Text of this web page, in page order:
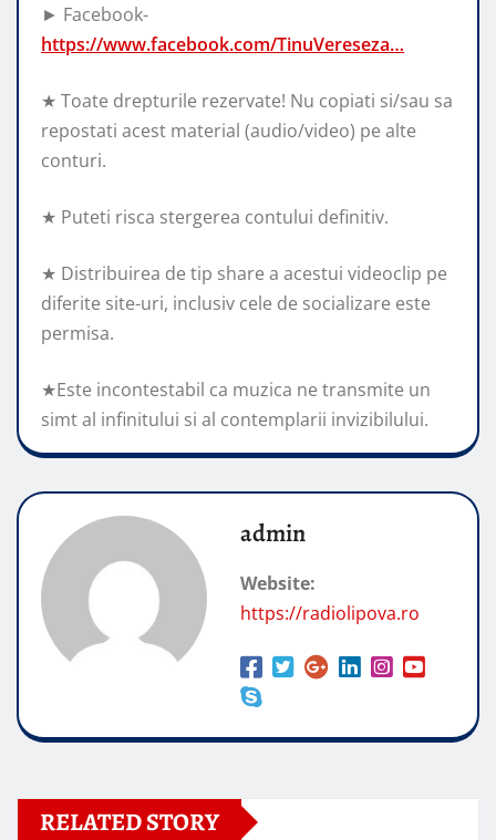
► Facebook-
https://www.facebook.com/TinuVereseza…
★ Toate drepturile rezervate! Nu copiati si/sau sa
repostati acest material (audio/video) pe alte
conturi.
★ Puteti risca stergerea contului definitiv.
★ Distribuirea de tip share a acestui videoclip pe
diferite site-uri, inclusiv cele de socializare este
permisa.
★Este incontestabil ca muzica ne transmite un
simt al infinitului si al contemplarii invizibilului.
admin
Website:
https://radiolipova.ro
RELATED STORY